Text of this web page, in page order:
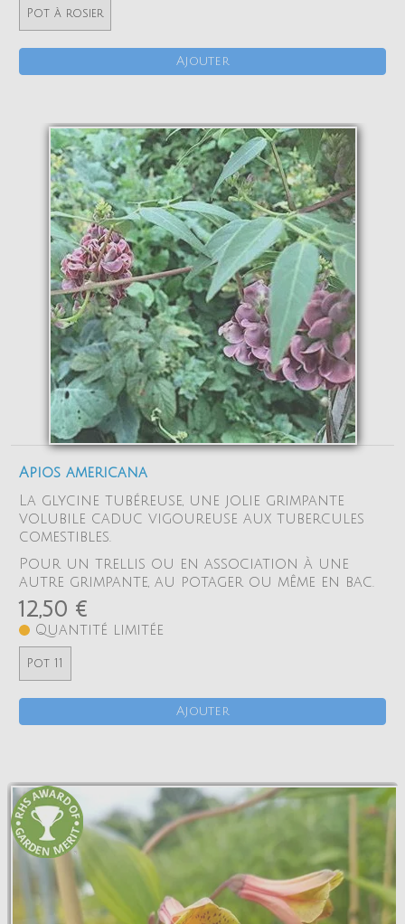
Pot à rosier
Ajouter
Apios americana
La glycine tubéreuse, une jolie grimpante
volubile caduc vigoureuse aux tubercules
comestibles.
Pour un trellis ou en association à une
autre grimpante, au potager ou même en bac.
12,50 €
Quantité limitée
Pot 11
Ajouter